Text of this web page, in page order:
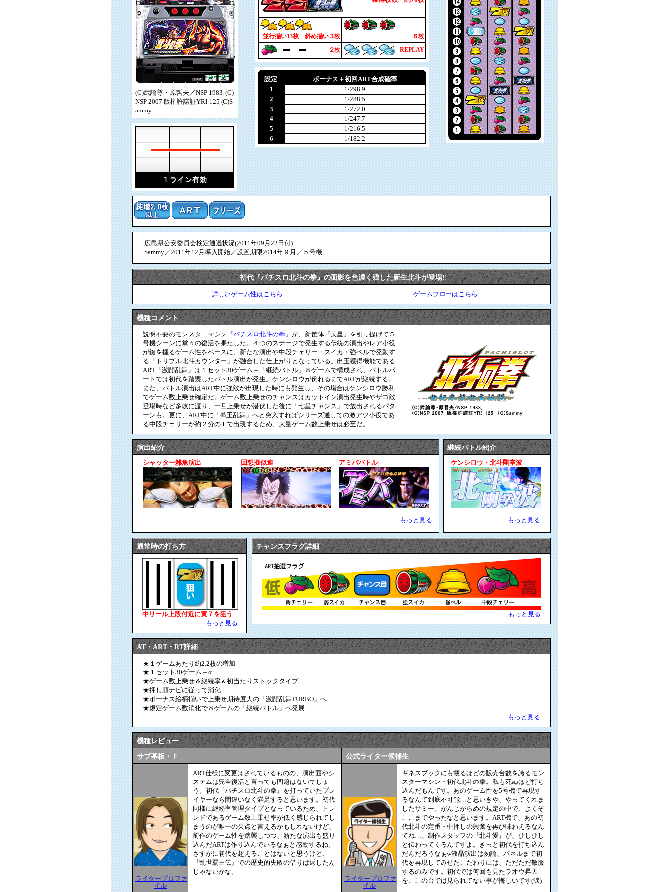
(C)武論尊・原哲夫／NSP 1983, (C)
NSP 2007 版権許諾証YRI-125 (C)S
ammy
並行揃い13枚 斜め揃い３枚
６枚
２枚
REPLAY
設定
ボーナス＋初回ART合成確率
1
1/298.9
2
1/288.5
3
1/272.0
4
1/247.7
5
1/216.5
6
1/182.2
広島県公安委員会検定通過状況(2011年09月22日付)
Sammy／2011年12月導入開始／設置期限2014年９月／５号機
初代『パチスロ北斗の拳』の面影を色濃く残した新生北斗が登場!!
詳しいゲーム性はこちら ゲームフローはこちら
機種コメント
説明不要のモンスターマシン 『パチスロ北斗の拳』 が、新筐体「天星」を引っ提げて５
号機シーンに堂々の復活を果たした。４つのステージで発生する伝統の演出やレア小役
が鍵を握るゲーム性をベースに、新たな演出や中段チェリー・スイカ・強ベルで発動す
る「トリプル北斗カウンター」が融合した仕上がりとなっている。出玉獲得機能である
ART「激闘乱舞」は１セット30ゲーム＋「継続バトル」８ゲームで構成され、バトルパ
ートでは初代を踏襲したバトル演出が発生。ケンシロウが倒れるまでARTが継続する。
また、バトル演出はART中に強敵が出現した時にも発生し、その場合はケンシロウ勝利
でゲーム数上乗せ確定だ。ゲーム数上乗せのチャンスはカットイン演出発生時やザコ敵
登場時など多岐に渡り、一旦上乗せが潜伏した後に「七星チャンス」で放出されるパタ
ーンも。更に、ART中に「拳王乱舞」へと突入すればシリーズ通しての激アツ小役であ
る中段チェリーが約２分の１で出現するため、大量ゲーム数上乗せは必至だ。
演出紹介
シャッター雑魚演出
回想擬似連 アミババトル
もっと見る
継続バトル紹介
ケンシロウ・北斗剛掌波
もっと見る
通常時の打ち方
中リール上段付近に黄７を狙う
もっと見る
チャンスフラグ詳細
もっと見る
AT・ART・RT詳細
★１ゲームあたり約2.2枚の増加
★１セット30ゲーム＋α
★ゲーム数上乗せ＆継続率＆初当たりストックタイプ
★押し順ナビに従って消化
★ボーナス絵柄揃いで上乗せ期待度大の「激闘乱舞TURBO」へ
★規定ゲーム数消化で８ゲームの「継続バトル」へ発展
もっと見る
機種レビュー
サブ基板・Ｆ
ライタープロファ
イル
ART仕様に変更はされているものの、演出面やシ
ステムは完全復活と言っても問題はないでしょ
う。初代『パチスロ北斗の拳』を打っていたプレ
イヤーなら間違いなく満足すると思います。初代
同様に継続率管理タイプとなっているため、トレ
ンドであるゲーム数上乗せ率が低く感じられてし
まうのが唯一の欠点と言えるかもしれないけど、
前作のゲーム性を踏襲しつつ、新たな演出も盛り
込んだARTは作り込んでいるなぁと感動するね。
さすがに初代を超えることはないと思うけど、
『乱世覇王伝』での歴史的失敗の借りは返したん
じゃないかな。
公式ライター候補生
ライタープロファ
イル
ギネスブックにも載るほどの販売台数を誇るモン
スターマシン・初代北斗の拳。私も死ぬほど打ち
込んだもんです。あのゲーム性を5号機で再現す
るなんて到底不可能…と思いきや、やってくれま
したサミー。がんじがらめの規定の中で、よくぞ
ここまでやったなと思います。ART機で、あの初
代北斗の定番・中押しの興奮を再び味わえるなん
てね…。制作スタッフの『北斗愛』が、ひしひし
と伝わってくるんですよ。きっと初代を打ち込ん
だんだろうなぁw液晶演出は勿論、パネルまで初
代を再現してみせたこだわりには、ただただ敬服
するのみです。初代では何回も見たラオウ昇天
を、この台では見られてない事が悔しいです(涙)